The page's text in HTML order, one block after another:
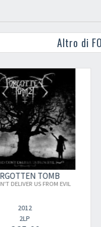
Altro di
FORGOTTEN TOMB
AND DON'T DELIVER US FROM EVIL